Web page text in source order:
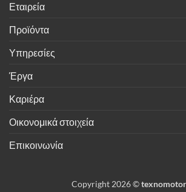
Εταιρεία
Προϊόντα
Υπηρεσίες
Έργα
Καριέρα
Οικονομικά στοιχεία
Επικοινωνία
Copyright 2026 ©